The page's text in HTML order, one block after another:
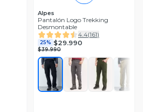
Alpes
Pantalón Logo Trekking
Desmontable
4.4(161)
25% $29.990
$39.990